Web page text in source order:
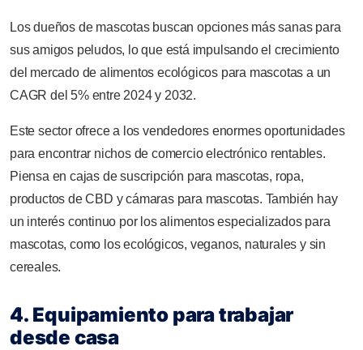
Los dueños de mascotas buscan opciones más sanas para
sus amigos peludos, lo que está impulsando el crecimiento
del mercado de alimentos ecológicos para mascotas a un
CAGR del 5% entre 2024 y 2032.
Este sector ofrece a los vendedores enormes oportunidades
para encontrar nichos de comercio electrónico rentables.
Piensa en cajas de suscripción para mascotas, ropa,
productos de CBD y cámaras para mascotas. También hay
un interés continuo por los alimentos especializados para
mascotas, como los ecológicos, veganos, naturales y sin
cereales.
4. Equipamiento para trabajar
desde casa